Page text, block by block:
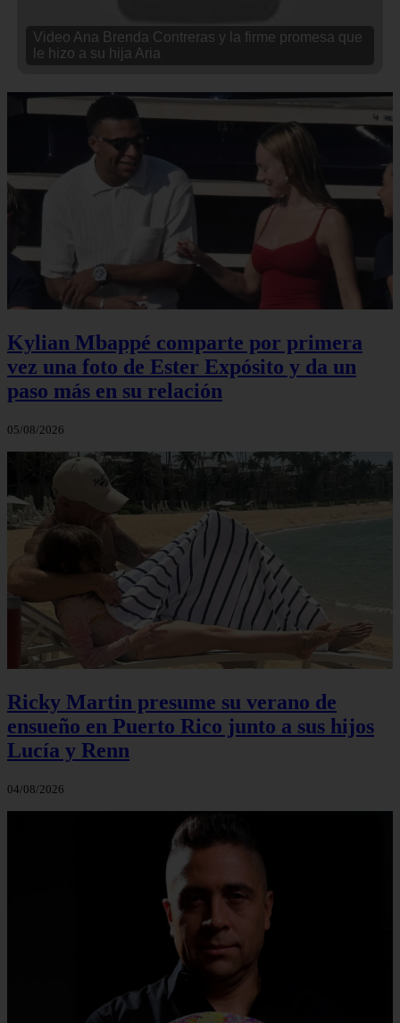
Video Ana Brenda Contreras y la firme promesa que
le hizo a su hija Aria
Kylian Mbappé comparte por primera
vez una foto de Ester Expósito y da un
paso más en su relación
05/08/2026
Ricky Martin presume su verano de
ensueño en Puerto Rico junto a sus hijos
Lucía y Renn
04/08/2026